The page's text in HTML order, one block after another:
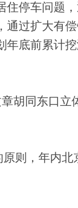
停车问题，
过扩大有
底前累计
同东口立
则，年内北